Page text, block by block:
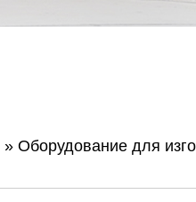
» Оборудование для